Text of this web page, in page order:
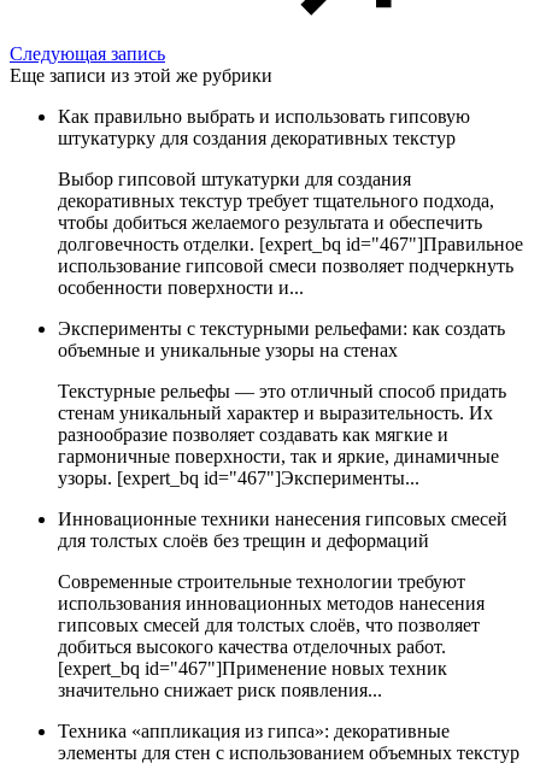
Следующая запись
Еще записи из этой же рубрики
Как правильно выбрать и использовать гипсовую
штукатурку для создания декоративных текстур
Выбор гипсовой штукатурки для создания
декоративных текстур требует тщательного подхода,
чтобы добиться желаемого результата и обеспечить
долговечность отделки. [expert_bq id="467"]Правильное
использование гипсовой смеси позволяет подчеркнуть
особенности поверхности и...
Эксперименты с текстурными рельефами: как создать
объемные и уникальные узоры на стенах
Текстурные рельефы — это отличный способ придать
стенам уникальный характер и выразительность. Их
разнообразие позволяет создавать как мягкие и
гармоничные поверхности, так и яркие, динамичные
узоры. [expert_bq id="467"]Эксперименты...
Инновационные техники нанесения гипсовых смесей
для толстых слоёв без трещин и деформаций
Современные строительные технологии требуют
использования инновационных методов нанесения
гипсовых смесей для толстых слоёв, что позволяет
добиться высокого качества отделочных работ.
[expert_bq id="467"]Применение новых техник
значительно снижает риск появления...
Техника «аппликация из гипса»: декоративные
элементы для стен с использованием объемных текстур